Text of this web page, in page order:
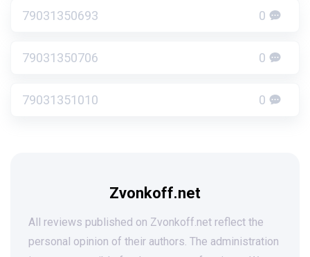
79031350693 0
79031350706 0
79031351010 0
Zvonkoff.net
All reviews published on Zvonkoff.net reflect the
personal opinion of their authors. The administration